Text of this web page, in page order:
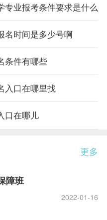
专业报考条件要求是什么
名时间是多少号啊
条件有哪些
入口在哪里找
口在哪儿
更多
障班
2022-01-16